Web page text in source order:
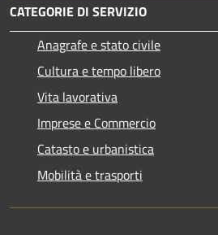
CATEGORIE DI SERVIZIO
Anagrafe e stato civile
Cultura e tempo libero
Vita lavorativa
Imprese e Commercio
Catasto e urbanistica
Mobilità e trasporti